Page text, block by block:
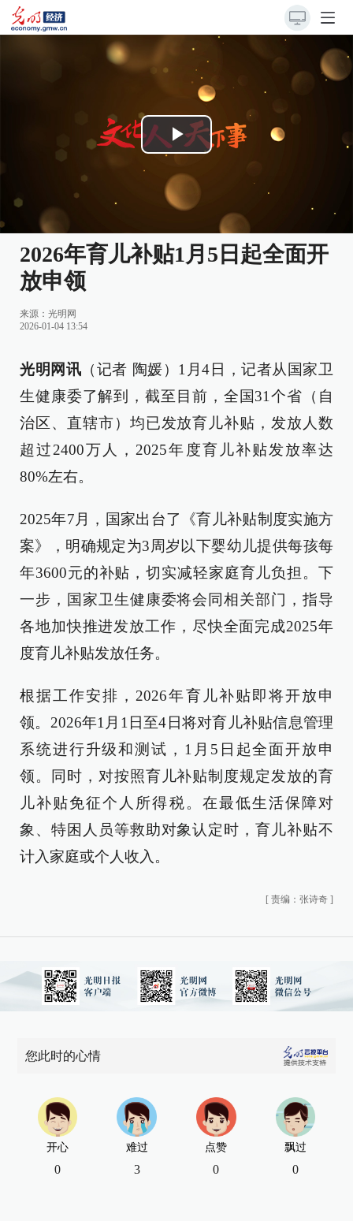
Play
Video
2026年育儿补贴1月5日起全面开
放申领
来源： 光明网
2026-01-04 13:54
光明网讯 （记者 陶媛）1月4日，记者从国家卫
生健康委了解到，截至目前，全国31个省（自
治区、直辖市）均已发放育儿补贴，发放人数
超过2400万人，2025年度育儿补贴发放率达
80%左右。
2025年7月，国家出台了《育儿补贴制度实施方
案》，明确规定为3周岁以下婴幼儿提供每孩每
年3600元的补贴，切实减轻家庭育儿负担。下
一步，国家卫生健康委将会同相关部门，指导
各地加快推进发放工作，尽快全面完成2025年
度育儿补贴发放任务。
根据工作安排，2026年育儿补贴即将开放申
领。2026年1月1日至4日将对育儿补贴信息管理
系统进行升级和测试，1月5日起全面开放申
领。同时，对按照育儿补贴制度规定发放的育
儿补贴免征个人所得税。在最低生活保障对
象、特困人员等救助对象认定时，育儿补贴不
计入家庭或个人收入。
[ 责编：张诗奇 ]
您此时的心情
开心
0
难过
3
点赞
0
飘过
0